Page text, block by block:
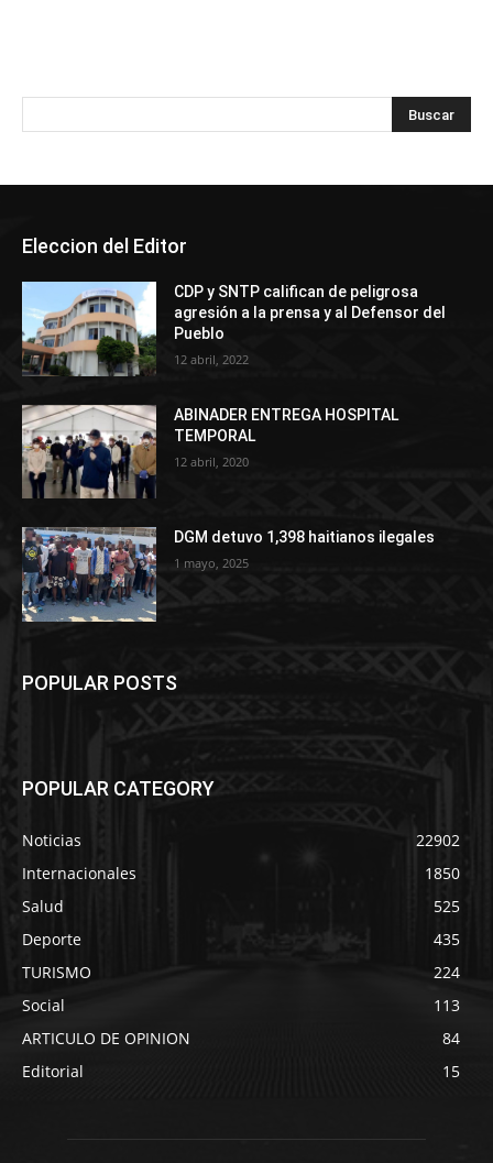
Eleccion del Editor
CDP y SNTP califican de peligrosa
agresión a la prensa y al Defensor del
Pueblo
12 abril, 2022
ABINADER ENTREGA HOSPITAL
TEMPORAL
12 abril, 2020
DGM detuvo 1,398 haitianos ilegales
1 mayo, 2025
POPULAR POSTS
POPULAR CATEGORY
Noticias
22902
Internacionales
1850
Salud
525
Deporte
435
TURISMO
224
Social
113
ARTICULO DE OPINION
84
Editorial
15